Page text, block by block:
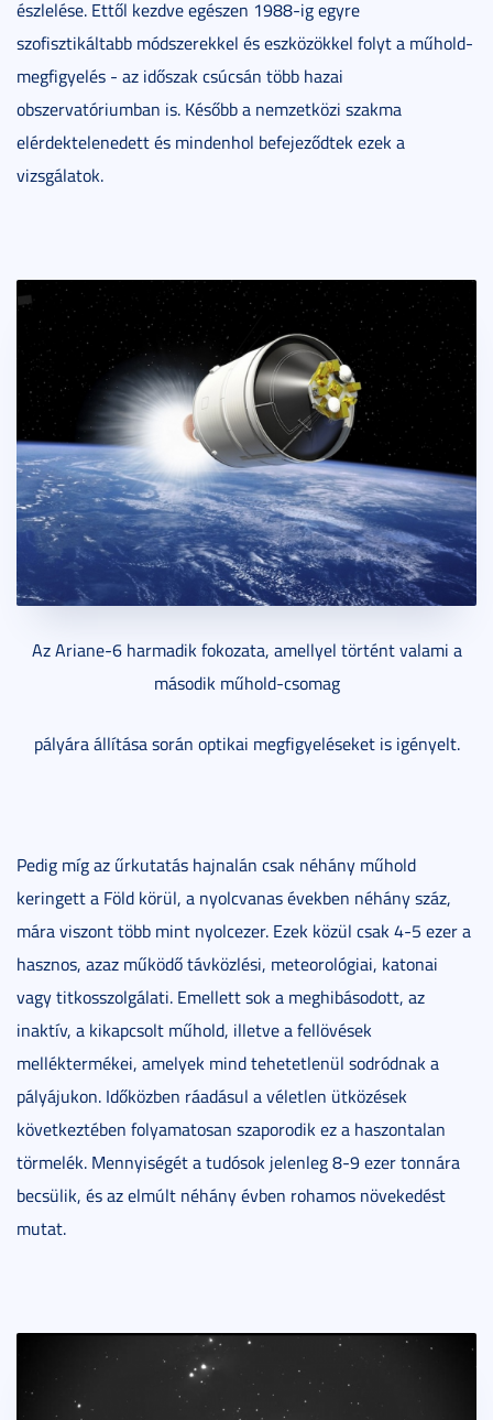
észlelése. Ettől kezdve egészen 1988-ig egyre
szofisztikáltabb módszerekkel és eszközökkel folyt a műhold-
megfigyelés - az időszak csúcsán több hazai
obszervatóriumban is. Később a nemzetközi szakma
elérdektelenedett és mindenhol befejeződtek ezek a
vizsgálatok.
Az Ariane-6 harmadik fokozata, amellyel történt valami a
második műhold-csomag
pályára állítása során optikai megfigyeléseket is igényelt.
Pedig míg az űrkutatás hajnalán csak néhány műhold
keringett a Föld körül, a nyolcvanas években néhány száz,
mára viszont több mint nyolcezer. Ezek közül csak 4-5 ezer a
hasznos, azaz működő távközlési, meteorológiai, katonai
vagy titkosszolgálati. Emellett sok a meghibásodott, az
inaktív, a kikapcsolt műhold, illetve a fellövések
melléktermékei, amelyek mind tehetetlenül sodródnak a
pályájukon. Időközben ráadásul a véletlen ütközések
következtében folyamatosan szaporodik ez a haszontalan
törmelék. Mennyiségét a tudósok jelenleg 8-9 ezer tonnára
becsülik, és az elmúlt néhány évben rohamos növekedést
mutat.